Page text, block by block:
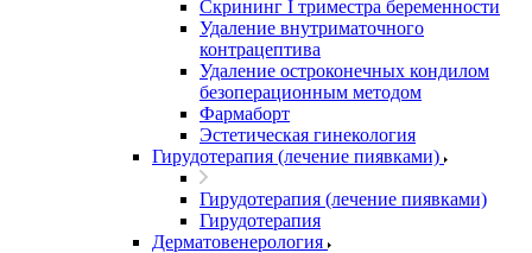
Скрининг I триместра беременности
Удаление внутриматочного
контрацептива
Удаление остроконечных кондилом
безоперационным методом
Фармаборт
Эстетическая гинекология
Гирудотерапия (лечение пиявками)
Гирудотерапия (лечение пиявками)
Гирудотерапия
Дерматовенерология